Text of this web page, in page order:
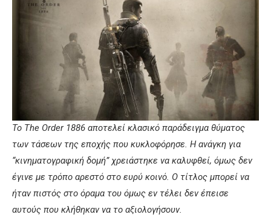
To The Order 1886 αποτελεί κλασικό παράδειγμα θύματος
των τάσεων της εποχής που κυκλοφόρησε. Η ανάγκη για
“κινηματογραφική δομή” χρειάστηκε να καλυφθεί, όμως δεν
έγινε με τρόπο αρεστό στο ευρύ κοινό. Ο τίτλος μπορεί να
ήταν πιστός στο όραμα του όμως εν τέλει δεν έπεισε
αυτούς που κλήθηκαν να το αξιολογήσουν.